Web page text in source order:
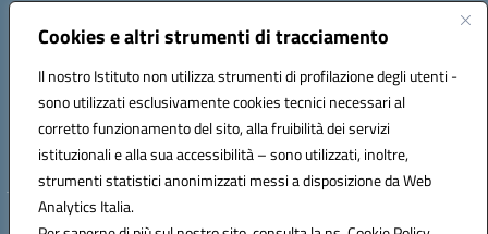
Cookies e altri strumenti di tracciamento
Il nostro Istituto non utilizza strumenti di profilazione degli utenti -
sono utilizzati esclusivamente cookies tecnici necessari al
corretto funzionamento del sito, alla fruibilità dei servizi
istituzionali e alla sua accessibilità – sono utilizzati, inoltre,
strumenti statistici anonimizzati messi a disposizione da Web
Analytics Italia.
Codice fiscale: 91100590685
Codice meccanografico: PEIC82000D
Codice Indice delle Pubbliche Amministrazioni (IPA): istsc_peic82000d
Codice unico di fatturazione (CUF): UFYS5I
Sede provvisoria dell'Istituto Comprensivo Cepagatti
Via Elsa Morante, 12 - 65012 - Villareia (PE)
Hosting & Powered by 3D Solution S.r.l.